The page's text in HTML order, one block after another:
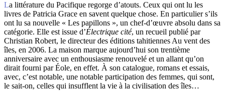
La littérature du Pacifique regorge d’atouts. Ceux qui ont lu les
livres de Patricia Grace en savent quelque chose. En particulier s’ils
ont lu sa nouvelle « Les papillons », un chef-d’œuvre absolu dans sa
catégorie. Elle est issue d’Électrique cité, un recueil publié par
Christian Robert, le directeur des éditions tahitiennes Au vent des
îles, en 2006. La maison marque aujourd’hui son trentième
anniversaire avec un enthousiasme renouvelé et un allant qu’on
dirait fourni par Éole, en effet. À son catalogue, romans et essais,
avec, c’est notable, une notable participation des femmes, qui sont,
le sait-on, celles qui insufflent la vie à la civilisation des îles…